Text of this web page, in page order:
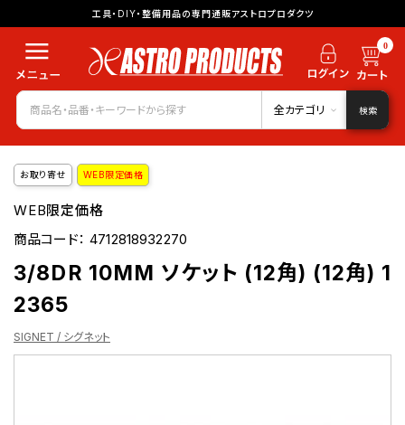
工具・DIY・整備用品の専門通販アストロプロダクツ
0
全カテゴリ 検索
お取り寄せ WEB限定価格
WEB限定価格
商品コード：4712818932270
3/8DR 10MM ソケット (12角) (12角) 1
2365
SIGNET / シグネット